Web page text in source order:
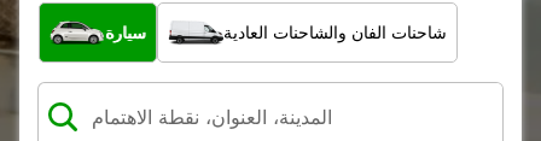
ما نوع المركبة؟
سيارة شاحنات الفان والشاحنات العادية